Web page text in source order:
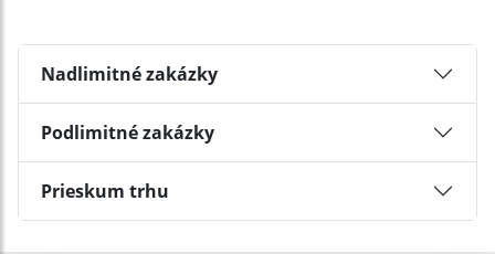
Nadlimitné zakázky
Podlimitné zakázky
Prieskum trhu